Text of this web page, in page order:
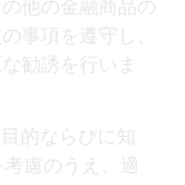
他の金融商品の
事項を遵守し、
勧誘を行いま
的ならびに知
慮のうえ、適